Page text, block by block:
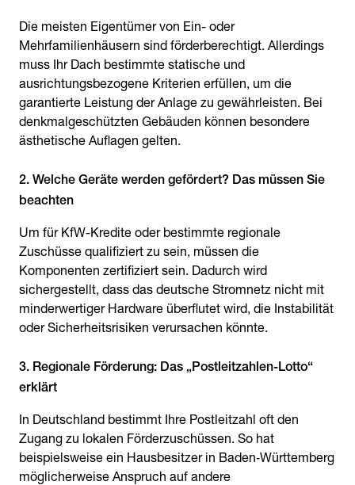
Die meisten Eigentümer von Ein- oder
Mehrfamilienhäusern sind förderberechtigt. Allerdings
muss Ihr Dach bestimmte statische und
ausrichtungsbezogene Kriterien erfüllen, um die
garantierte Leistung der Anlage zu gewährleisten. Bei
denkmalgeschützten Gebäuden können besondere
ästhetische Auflagen gelten.
2. Welche Geräte werden gefördert? Das müssen Sie
beachten
Um für KfW-Kredite oder bestimmte regionale
Zuschüsse qualifiziert zu sein, müssen die
Komponenten zertifiziert sein. Dadurch wird
sichergestellt, dass das deutsche Stromnetz nicht mit
minderwertiger Hardware überflutet wird, die Instabilität
oder Sicherheitsrisiken verursachen könnte.
3. Regionale Förderung: Das „Postleitzahlen-Lotto“
erklärt
In Deutschland bestimmt Ihre Postleitzahl oft den
Zugang zu lokalen Förderzuschüssen. So hat
beispielsweise ein Hausbesitzer in Baden‑Württemberg
möglicherweise Anspruch auf andere